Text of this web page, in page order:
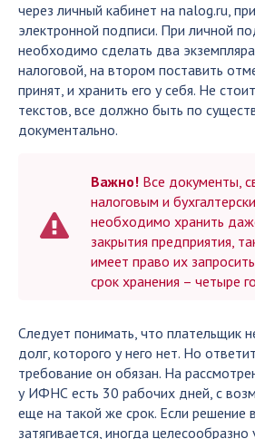
через личный кабинет на nalog.ru,
электронной подписи. При личной
необходимо сделать два
налоговой, на втором поставить
принят, и хранить его у себя. Не
текстов, все должно быть по
документально.
Важно! Все документы,
налоговым и
необходимо хранить
закрытия предприятия,
имеет право их
срок хранения – четыре
Следует понимать, что плательщик
долг, которого у него нет. Но
требование он обязан. На
у ИФНС есть 30 рабочих дней, с
еще на такой же срок. Если решение
затягивается, иногда целесообразно